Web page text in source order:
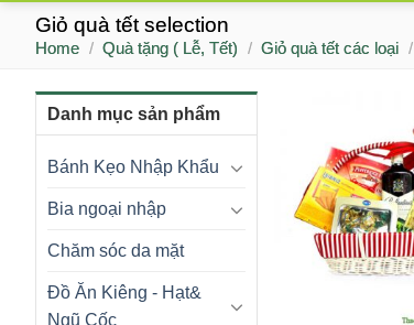
Giỏ quà tết selection
Home / Quà tặng ( Lễ, Tết) / Giỏ quà tết các loại /
Danh mục sản phẩm
Bánh Kẹo Nhập Khẩu
Bia ngoại nhập
Chăm sóc da mặt
Đồ Ăn Kiêng - Hạt&
Ngũ Cốc